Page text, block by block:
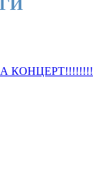
КОНЦЕРТ!!!!!!!!